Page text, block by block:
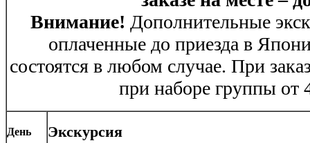
Внимание! Дополнительные
оплаченные до приезда в
состоятся в любом случае. При
при наборе группы от
День Экскурсия